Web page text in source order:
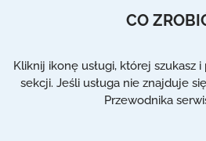
CO
Kliknij ikonę usługi, której szukasz
sekcji. Jeśli usługa nie znajduje
Przewodnika